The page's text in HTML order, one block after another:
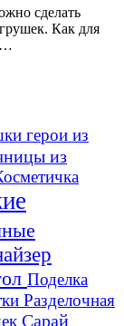
сделать
Как для
герои из
из
Поделка
Разделочная
Сарай